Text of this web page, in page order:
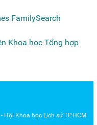
FamilySearch
Khoa học Tổng hợp
Hội Khoa học Lịch sử TP.HCM